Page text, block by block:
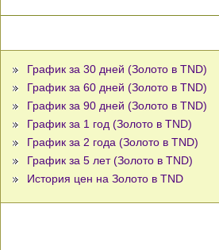
График за 30 дней (Золото в TND)
График за 60 дней (Золото в TND)
График за 90 дней (Золото в TND)
График за 1 год (Золото в TND)
График за 2 года (Золото в TND)
График за 5 лет (Золото в TND)
История цен на Золото в TND